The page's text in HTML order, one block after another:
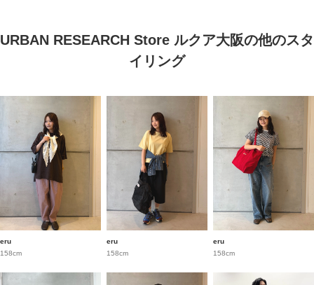
URBAN RESEARCH Store ルクア大阪の他のスタ
イリング
eru
158cm
eru
158cm
eru
158cm